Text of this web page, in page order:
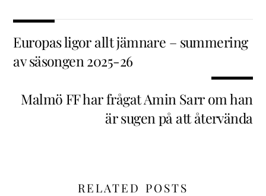
Europas ligor allt jämnare – summering
av säsongen 2025-26
Malmö FF har frågat Amin Sarr om han
är sugen på att återvända
RELATED POSTS